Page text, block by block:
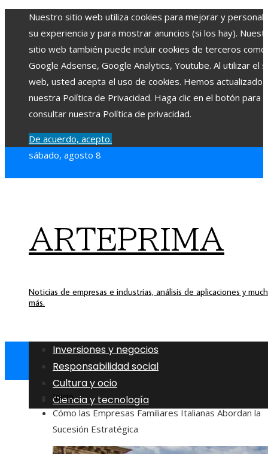
Nuestro sitio web utiliza cookies para mejorar y
su experiencia y para mostrar anuncios (si los hay).
sitio web también puede incluir cookies de terceros como
Google Adsense, Google Analytics, Youtube. Al utilizar el
web, usted acepta el uso de cookies. Hemos actualizado
nuestra Política de Privacidad. Haga clic en el botón para
consultar nuestra Política de privacidad.
De acuerdo, acepto.
sábado, agosto 8
ARTEPRIMA
Noticias de empresas e industrias, análisis de aplicaciones y
más.
Inversiones y negocios
Responsabilidad social
Cultura y ocio
Ciencia y tecnología
Inicio
Cómo las Empresas Familiares Italianas Abordan la
Sucesión Estratégica